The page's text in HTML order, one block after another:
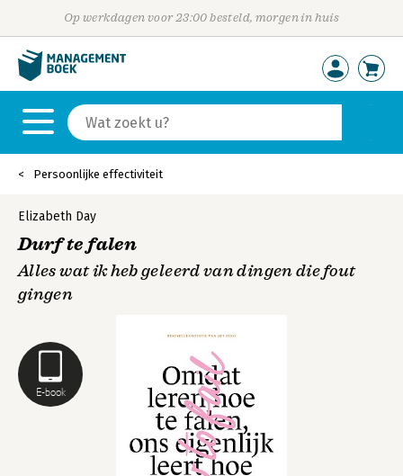
Op werkdagen voor 23:00 besteld, morgen in huis
Persoonlijke effectiviteit
E-book
Elizabeth Day
Durf te falen
Alles wat ik heb geleerd van dingen die fout
gingen